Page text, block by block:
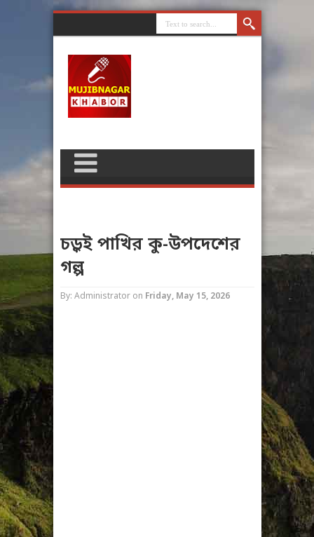
চড়ুই পাখির কু-উপদেশের
গল্প
By: Administrator on Friday, May 15, 2026